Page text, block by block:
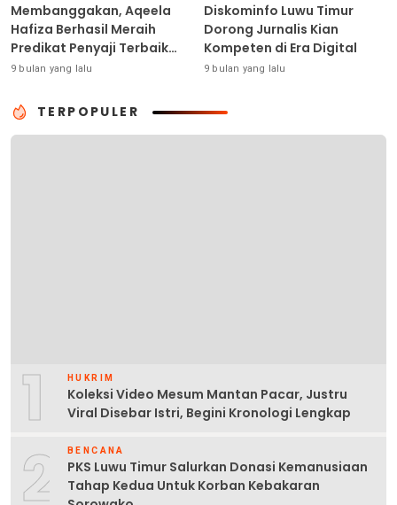
Membanggakan, Aqeela
Hafiza Berhasil Meraih
Predikat Penyaji Terbaik
pada Bina Talenta
9 bulan yang lalu
Diskominfo Luwu Timur
Dorong Jurnalis Kian
Kompeten di Era Digital
9 bulan yang lalu
TERPOPULER
1 HUKRIM
Koleksi Video Mesum Mantan Pacar, Justru
Viral Disebar Istri, Begini Kronologi Lengkap
2 BENCANA
PKS Luwu Timur Salurkan Donasi Kemanusiaan
Tahap Kedua Untuk Korban Kebakaran